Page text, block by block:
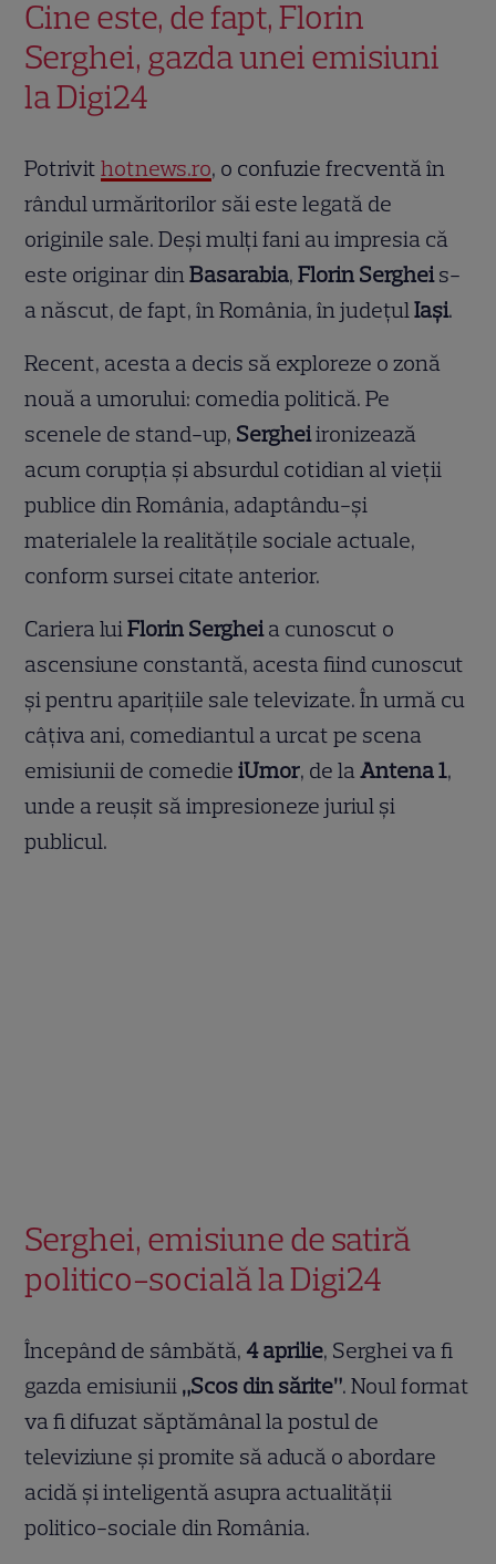
Cine este, de fapt, Florin
Serghei, gazda unei emisiuni
la Digi24
Potrivithotnews.ro, o confuzie frecventă în
rândul urmăritorilor săi este legată de
originile sale. Deși mulți fani au impresia că
este originar dinBasarabia,Florin Sergheis-
a născut, de fapt, în România, în județulIași.
Recent, acesta a decis să exploreze o zonă
nouă a umorului: comedia politică. Pe
scenele de stand-up, Sergheiironizează
acum corupția și absurdul cotidian al vieții
publice din România, adaptându-și
materialele la realitățile sociale actuale,
conform sursei citate anterior.
Cariera luiFlorin Sergheia cunoscut o
ascensiune constantă, acesta fiind cunoscut
și pentru aparițiile sale televizate. În urmă cu
câțiva ani, comediantul a urcat pe scena
emisiunii de comedieiUmor, de laAntena 1,
unde a reușit să impresioneze juriul și
publicul.
Serghei, emisiune de satiră
politico-socială la Digi24
Începând de sâmbătă, 4 aprilie, Serghei va fi
gazda emisiunii „Scos din sărite”. Noul format
va fi difuzat săptămânal la postul de
televiziune și promite să aducă o abordare
acidă și inteligentă asupra actualității
politico-sociale din România.